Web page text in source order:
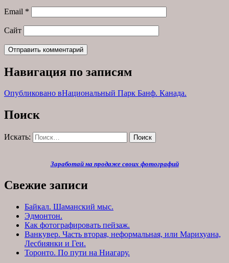
Email *
Сайт
Навигация по записям
Опубликовано вНациональный Парк Банф. Канада.
Поиск
Искать: Поиск
Заработай на продаже своих фотографий
Свежие записи
Байкал. Шаманский мыс.
Эдмонтон.
Как фотографировать пейзаж.
Ванкувер. Часть вторая, неформальная, или Марихуана,
Лесбиянки и Геи.
Торонто. По пути на Ниагару.